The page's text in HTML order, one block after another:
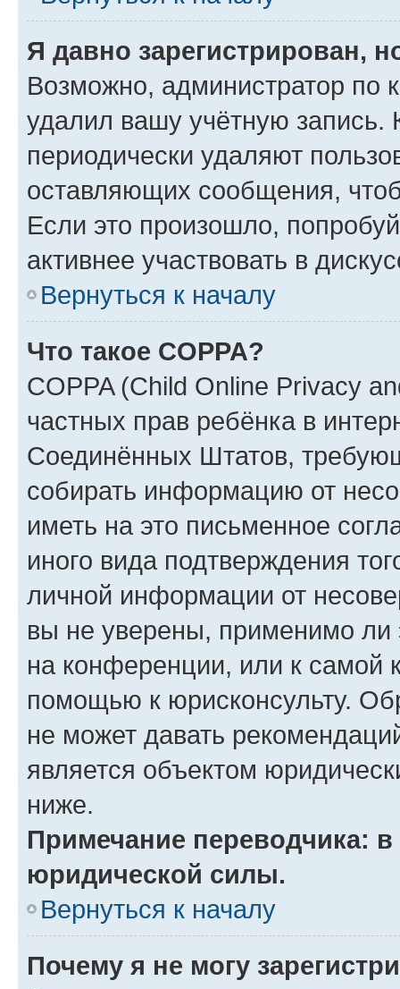
Я давно зарегистрирован,
Возможно, администратор по
удалил вашу учётную запись.
периодически удаляют
оставляющих сообщения,
Если это произошло,
активнее участвовать в
Вернуться к началу
Что такое COPPA?
COPPA (Child Online Privacy
частных прав ребёнка в
Соединённых Штатов,
собирать информацию от
иметь на это письменное
иного вида подтверждения
личной информации от
вы не уверены, применимо ли
на конференции, или к самой
помощью к юрисконсульту.
не может давать
является объектом
ниже.
Примечание переводчика:
юридической силы.
Вернуться к началу
Почему я не могу